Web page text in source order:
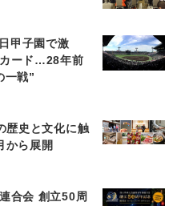
甲子園で激
ード…28年前
一戦”
歴史と文化に触
から展開
合会 創立50周